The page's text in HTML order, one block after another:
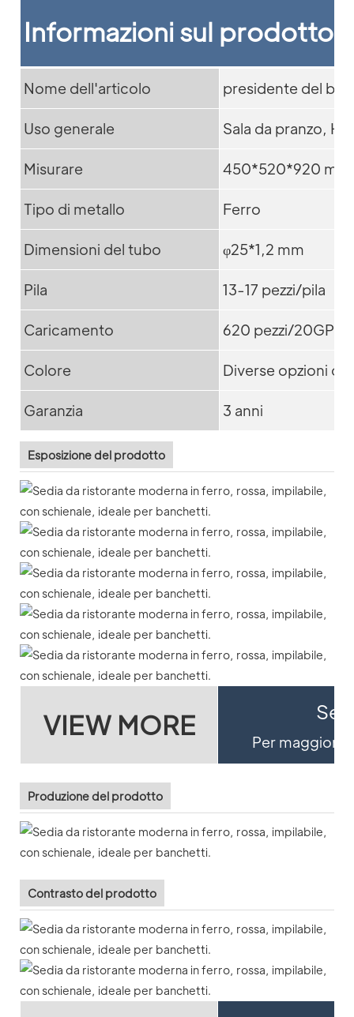
Informazioni sul prodotto
Nome dell'articolo presidente del
Uso generale Sala da pranzo,
Misurare 450*520*920 mm
Tipo di metallo Ferro
Dimensioni del tubo φ25*1,2 mm
Pila 13-17 pezzi/pila
Caricamento 620 pezzi/20GP;
Colore Diverse opzioni di
Garanzia 3 anni
Esposizione del prodotto
VIEW MORE Se
Per maggiori
Produzione del prodotto
Contrasto del prodotto